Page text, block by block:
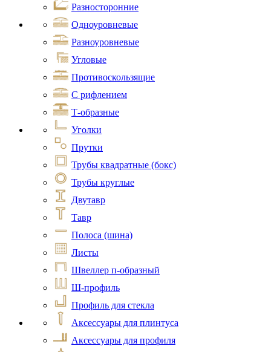
Разносторонние
Одноуровневые
Разноуровневые
Угловые
Противоскользящие
С рифлением
Т-образные
Уголки
Прутки
Трубы квадратные (бокс)
Трубы круглые
Двутавр
Тавр
Полоса (шина)
Листы
Швеллер п-образный
Ш-профиль
Профиль для стекла
Аксессуары для плинтуса
Аксессуары для профиля